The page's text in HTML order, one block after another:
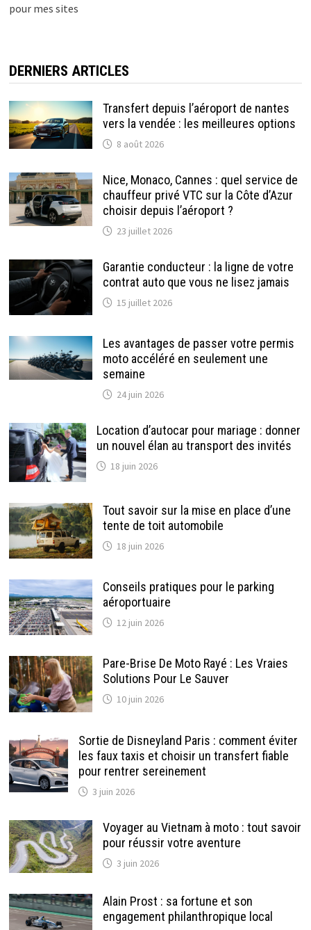
pour mes sites
DERNIERS ARTICLES
Transfert depuis l’aéroport de nantes
vers la vendée : les meilleures options
8 août 2026
Nice, Monaco, Cannes : quel service de
chauffeur privé VTC sur la Côte d’Azur
choisir depuis l’aéroport ?
23 juillet 2026
Garantie conducteur : la ligne de votre
contrat auto que vous ne lisez jamais
15 juillet 2026
Les avantages de passer votre permis
moto accéléré en seulement une
semaine
24 juin 2026
Location d’autocar pour mariage : donner
un nouvel élan au transport des invités
18 juin 2026
Tout savoir sur la mise en place d’une
tente de toit automobile
18 juin 2026
Conseils pratiques pour le parking
aéroportuaire
12 juin 2026
Pare-Brise De Moto Rayé : Les Vraies
Solutions Pour Le Sauver
10 juin 2026
Sortie de Disneyland Paris : comment éviter
les faux taxis et choisir un transfert fiable
pour rentrer sereinement
3 juin 2026
Voyager au Vietnam à moto : tout savoir
pour réussir votre aventure
3 juin 2026
Alain Prost : sa fortune et son
engagement philanthropique local